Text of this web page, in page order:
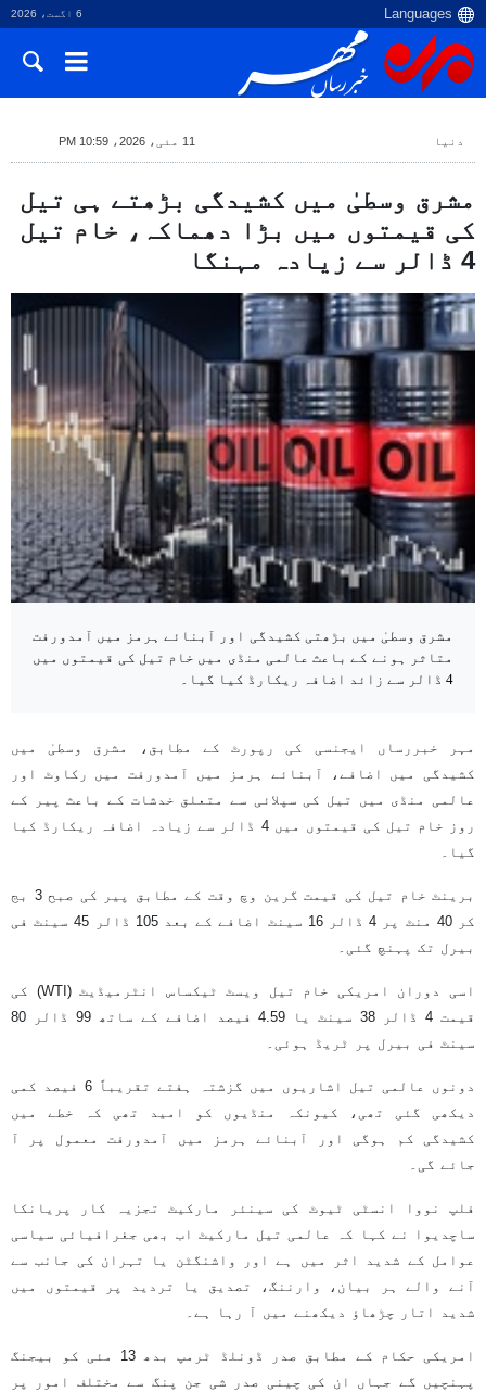
6 اگست، 2026
دنیا 11 مئی، 2026، 10:59 PM
مشرق وسطیٰ میں کشیدگی بڑھتے ہی تیل
کی قیمتوں میں بڑا دھماکہ، خام تیل
4 ڈالر سے زیادہ مہنگا
مشرق وسطیٰ میں بڑھتی کشیدگی اور آبنائے ہرمز میں آمدورفت
متاثر ہونے کے باعث عالمی منڈی میں خام تیل کی قیمتوں میں
4 ڈالر سے زائد اضافہ ریکارڈ کیا گیا۔
مہر خبررساں ایجنسی کی رپورٹ کے مطابق، مشرق وسطیٰ میں
کشیدگی میں اضافے، آبنائے ہرمز میں آمدورفت میں رکاوٹ اور
عالمی منڈی میں تیل کی سپلائی سے متعلق خدشات کے باعث پیر کے
روز خام تیل کی قیمتوں میں 4 ڈالر سے زیادہ اضافہ ریکارڈ کیا
گیا۔
برینٹ خام تیل کی قیمت گرین وچ وقت کے مطابق پیر کی صبح 3 بج
کر 40 منٹ پر 4 ڈالر 16 سینٹ اضافے کے بعد 105 ڈالر 45 سینٹ فی
بیرل تک پہنچ گئی۔
اسی دوران امریکی خام تیل ویسٹ ٹیکساس انٹرمیڈیٹ (WTI) کی
قیمت 4 ڈالر 38 سینٹ یا 4.59 فیصد اضافے کے ساتھ 99 ڈالر 80
سینٹ فی بیرل پر ٹریڈ ہوئی۔
دونوں عالمی تیل اشاریوں میں گزشتہ ہفتے تقریباً 6 فیصد کمی
دیکھی گئی تھی، کیونکہ منڈیوں کو امید تھی کہ خطے میں
کشیدگی کم ہوگی اور آبنائے ہرمز میں آمدورفت معمول پر آ
جائے گی۔
فلپ نووا انسٹی ٹیوٹ کی سینئر مارکیٹ تجزیہ کار پریانکا
ساچدیوا نے کہا کہ عالمی تیل مارکیٹ اب بھی جغرافیائی سیاسی
عوامل کے شدید اثر میں ہے اور واشنگٹن یا تہران کی جانب سے
آنے والے ہر بیان، وارننگ، تصدیق یا تردید پر قیمتوں میں
شدید اتار چڑھاؤ دیکھنے میں آ رہا ہے۔
امریکی حکام کے مطابق صدر ڈونلڈ ٹرمپ بدھ 13 مئی کو بیجنگ
پہنچیں گے جہاں ان کی چینی صدر شی جن پنگ سے مختلف امور پر